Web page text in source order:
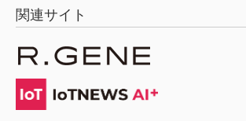
関連サイト